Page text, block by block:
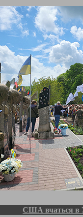
США вчаться в